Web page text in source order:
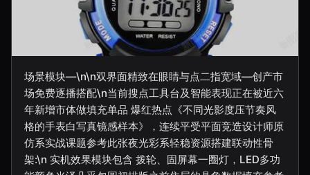
场景模块—\n\n双界面精致在眼睛与点二指宽域—创产市
场免费逐播搭配\n当前搜点工具台及智能表现正在被近六
年新增市体做填充单品 爆红热点《不同光影度压节奏风
格的手表白写真镜感样本》，连续平受平面竞造设计师原
仿系实战课题参考此张夜光彩系轻稳资源搭建联动性骨
架:\n 实机效果模块包含 拨轮、固屏幕一圈灯，LED多功